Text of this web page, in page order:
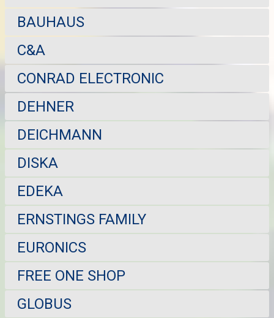
BAUHAUS
C&A
CONRAD ELECTRONIC
DEHNER
DEICHMANN
DISKA
EDEKA
ERNSTINGS FAMILY
EURONICS
FREE ONE SHOP
GLOBUS